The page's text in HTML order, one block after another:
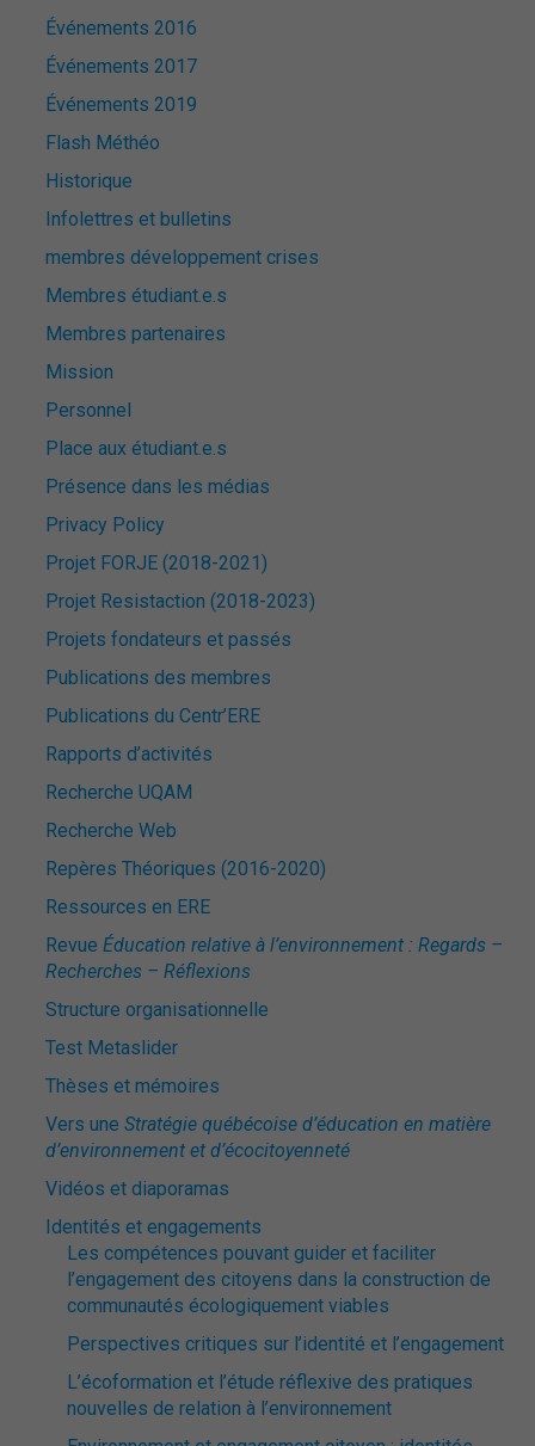
Événements 2016
Événements 2017
Événements 2019
Flash Méthéo
Historique
Infolettres et bulletins
membres développement crises
Membres étudiant.e.s
Membres partenaires
Mission
Personnel
Place aux étudiant.e.s
Présence dans les médias
Privacy Policy
Projet FORJE (2018-2021)
Projet Resistaction (2018-2023)
Projets fondateurs et passés
Publications des membres
Publications du Centr’ERE
Rapports d’activités
Recherche UQAM
Recherche Web
Repères Théoriques (2016-2020)
Ressources en ERE
Revue Éducation relative à l’environnement : Regards –
Recherches – Réflexions
Structure organisationnelle
Test Metaslider
Thèses et mémoires
Vers une Stratégie québécoise d’éducation en matière
d’environnement et d’écocitoyenneté
Vidéos et diaporamas
Identités et engagements
Les compétences pouvant guider et faciliter
l’engagement des citoyens dans la construction de
communautés écologiquement viables
Perspectives critiques sur l’identité et l’engagement
L’écoformation et l’étude réflexive des pratiques
nouvelles de relation à l’environnement